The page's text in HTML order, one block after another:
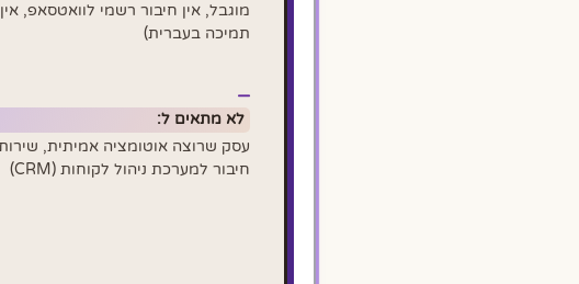
מוגבל, אין חיבור רשמי לוואטסאפ, אין
תמיכה בעברית)
לא מתאים ל:
חיבור למערכת ניהול לקוחות (CRM)